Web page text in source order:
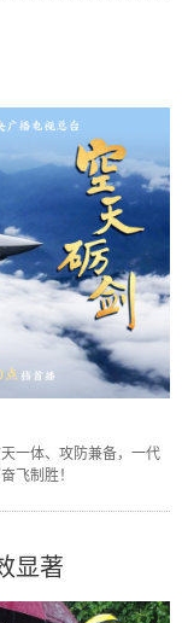
一体、攻防兼备，一代
飞制胜！
显著